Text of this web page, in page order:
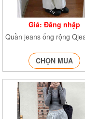
Giá: Đăng nhập
CHỌN MUA